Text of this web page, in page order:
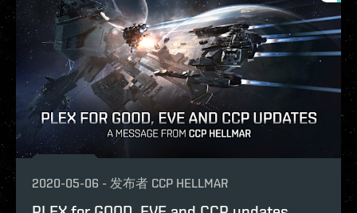
2020-05-06 - 发布者 CCP HELLMAR